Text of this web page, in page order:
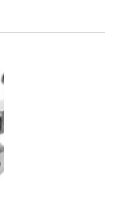
formas
valvulas
são
possui
cônico
de
ligas de
se
de